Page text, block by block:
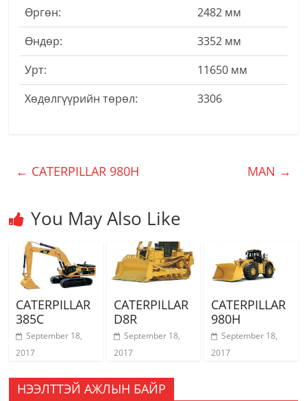
Өргөн:
2482 мм
Өндөр:
3352 мм
Урт:
11650 мм
Хөдөлгүүрийн төрөл:
3306
← CATERPILLAR 980H MAN →
You May Also Like
CATERPILLAR
385C
September 18,
2017
CATERPILLAR
D8R
September 18,
2017
CATERPILLAR
980H
September 18,
2017
НЭЭЛТТЭЙ АЖЛЫН БАЙР